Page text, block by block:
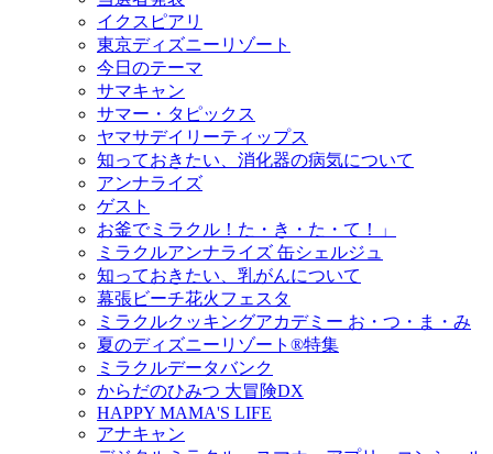
イクスピアリ
東京ディズニーリゾート
今日のテーマ
サマキャン
サマー・タピックス
ヤマサデイリーティップス
知っておきたい、消化器の病気について
アンナライズ
ゲスト
お釜でミラクル！た・き・た・て！」
ミラクルアンナライズ 缶シェルジュ
知っておきたい、乳がんについて
幕張ビーチ花火フェスタ
ミラクルクッキングアカデミー お・つ・ま・み
夏のディズニーリゾート®特集
ミラクルデータバンク
からだのひみつ 大冒険DX
HAPPY MAMA'S LIFE
アナキャン